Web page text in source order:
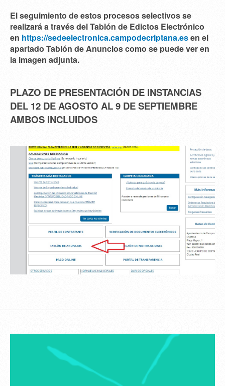
El seguimiento de estos procesos selectivos se
realizará a través del Tablón de Edictos Electrónico
en https://sedeelectronica.campodecriptana.esen el
apartado Tablón de Anuncios como se puede ver en
la imagen adjunta.
PLAZO DE PRESENTACIÓN DE INSTANCIAS
DEL 12 DE AGOSTO AL 9 DE SEPTIEMBRE
AMBOS INCLUIDOS